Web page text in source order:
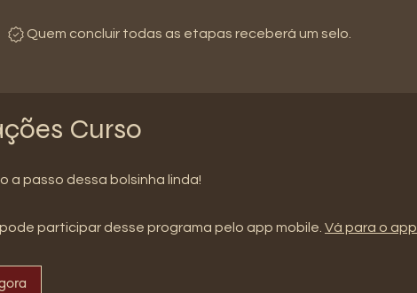
Quem concluir todas as etapas receberá um selo.
Curso
a passo dessa bolsinha linda!
participar desse programa pelo app mobile. Vá para o app